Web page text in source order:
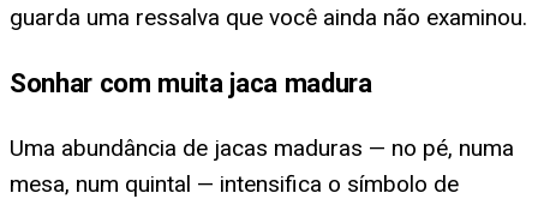
guarda uma ressalva que você ainda não examinou.
Sonhar com muita jaca madura
Uma abundância de jacas maduras — no pé, numa
mesa, num quintal — intensifica o símbolo de